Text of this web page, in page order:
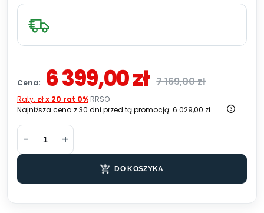
Cena: 6 399,00 zł 7 169,00 zł
Raty: zł x 20 rat 0% RRSO
Najniższa cena z 30 dni przed tą promocją: 6 029,00 zł
DO KOSZYKA